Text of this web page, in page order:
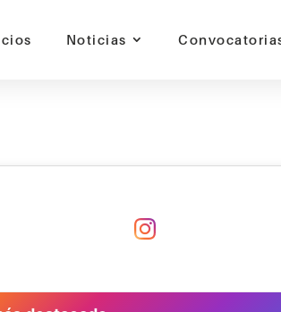
Noticias